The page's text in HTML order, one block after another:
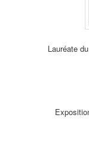
Lauréate